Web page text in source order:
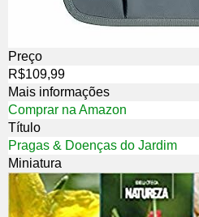
Preço
R$109,99
Mais informações
Comprar na Amazon
Título
Pragas & Doenças do Jardim
Miniatura